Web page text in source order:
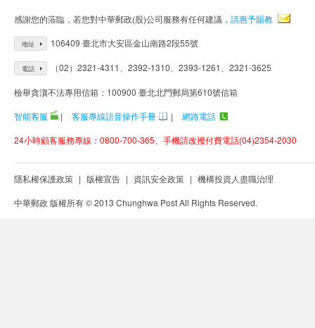
感謝您的蒞臨，若您對中華郵政(股)公司服務有任何建議， 請惠予賜教
地址 106409 臺北市大安區金山南路2段55號
電話 （02）2321-4311、2392-1310、2393-1261、2321-3625
檢舉貪瀆不法專用信箱：100900 臺北北門郵局第610號信箱
智能客服
| 客服專線語音操作手冊 |
網路電話
24小時顧客服務專線：0800-700-365、手機請改撥付費電話(04)2354-2030
隱私權保護政策 | 版權宣告 | 資訊安全政策 | 機構投資人盡職治理
中華郵政 版權所有 © 2013 Chunghwa Post All Rights Reserved.